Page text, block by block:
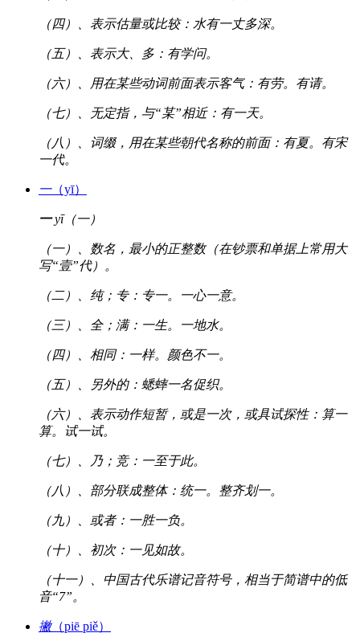
（四）、表示估量或比较：水有一丈多深。
（五）、表示大、多：有学问。
（六）、用在某些动词前面表示客气：有劳。有请。
（七）、无定指，与“某”相近：有一天。
（八）、词缀，用在某些朝代名称的前面：有夏。有宋
一代。
一（yī）
一yī（一）
（一）、数名，最小的正整数（在钞票和单据上常用大
写“壹”代）。
（二）、纯；专：专一。一心一意。
（三）、全；满：一生。一地水。
（四）、相同：一样。颜色不一。
（五）、另外的：蟋蟀一名促织。
（六）、表示动作短暂，或是一次，或具试探性：算一
算。试一试。
（七）、乃；竞：一至于此。
（八）、部分联成整体：统一。整齐划一。
（九）、或者：一胜一负。
（十）、初次：一见如故。
（十一）、中国古代乐谱记音符号，相当于简谱中的低
音“7”。
撇（piē piě）